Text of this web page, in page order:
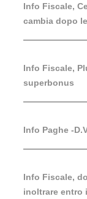
Info Fiscale,
cambia dopo
Info Fiscale,
superbonus
Info Paghe -
Info Fiscale,
inoltrare entro